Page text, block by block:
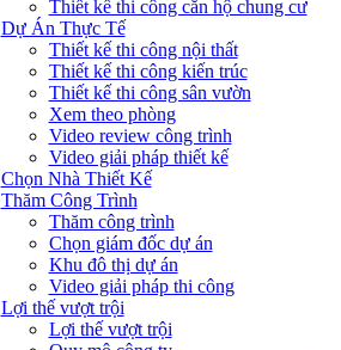
Thiết kế thi công căn hộ chung cư
Dự Án Thực Tế
Thiết kế thi công nội thất
Thiết kế thi công kiến trúc
Thiết kế thi công sân vườn
Xem theo phòng
Video review công trình
Video giải pháp thiết kế
Chọn Nhà Thiết Kế
Thăm Công Trình
Thăm công trình
Chọn giám đốc dự án
Khu đô thị dự án
Video giải pháp thi công
Lợi thế vượt trội
Lợi thế vượt trội